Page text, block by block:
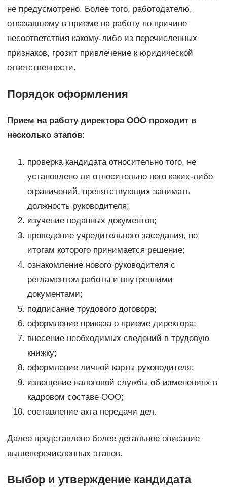
не предусмотрено. Более того, работодателю,
отказавшему в приеме на работу по причине
несоответствия какому-либо из перечисленных
признаков, грозит привлечение к юридической
ответственности.
Порядок оформления
Прием на работу директора ООО проходит в
несколько этапов:
проверка кандидата относительно того, не
установлено ли относительно него каких-либо
ограничений, препятствующих занимать
должность руководителя;
изучение поданных документов;
проведение учредительного заседания, по
итогам которого принимается решение;
ознакомление нового руководителя с
регламентом работы и внутренними
документами;
подписание трудового договора;
оформление приказа о приеме директора;
внесение необходимых сведений в трудовую
книжку;
оформление личной карты руководителя;
извещение налоговой службы об изменениях в
кадровом составе ООО;
составление акта передачи дел.
Далее представлено более детальное описание
вышеперечисленных этапов.
Выбор и утверждение кандидата